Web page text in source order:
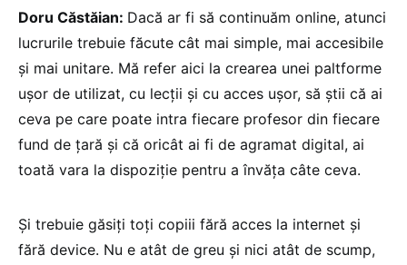
Doru Căstăian: Dacă ar fi să continuăm online, atunci
lucrurile trebuie făcute cât mai simple, mai accesibile
și mai unitare. Mă refer aici la crearea unei paltforme
ușor de utilizat, cu lecții și cu acces ușor, să știi că ai
ceva pe care poate intra fiecare profesor din fiecare
fund de țară și că oricât ai fi de agramat digital, ai
toată vara la dispoziție pentru a învăța câte ceva.
Și trebuie găsiți toți copiii fără acces la internet și
fără device. Nu e atât de greu și nici atât de scump,